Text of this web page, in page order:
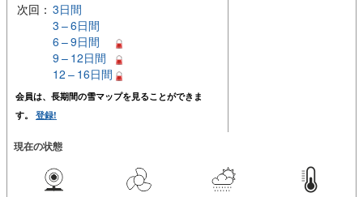
次回： 3日間
3 – 6日間
6 – 9日間
9 – 12日間
12 – 16日間
会員は、長期間の雪マップを見ることができま
す。 登録!
現在の状態